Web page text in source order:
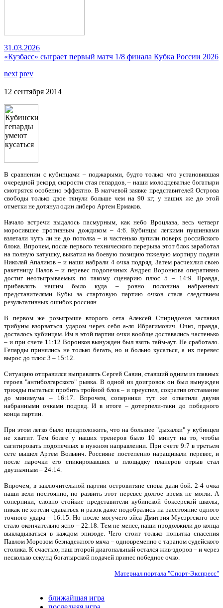
31.03.2026
«Кузбасс» сыграет первый матч 1/8 финала Кубка России 2026
next prev
12 сентября 2014
В сравнении с кубинцами – поджарыми, будто только что установившая
очередной рекорд скорости стая гепардов, – наши молодцеватые богатыри
смотрятся особенно эффектно. В матчевой заявке представителей Острова
свободы только двое тянули больше чем на 90 кг; у наших же до этой
отметки не дотянул один либеро Артем Ермаков.
Начало встречи выдалось пасмурным, как небо Вроцлава, весь четверг
моросившее противным дождиком – 4:6. Кубинцы легкими пушинками
взлетали чуть ли не до потолка – и частенько лупили поверх российского
блока. Впрочем, после первого технического перерыва этот блок заработал
на полную катушку, выкатил на боевую позицию тяжелую мортиру подачи
Николай Апаликов – и наши набрали 4 очка подряд. Затем расчехлил свою
ракетницу Палов – и перевес подопечных Андрея Воронкова оперативно
достиг неотыгрываемых по такому сценарию плюс 5 – 14:9. Правда,
прибавлять нашим было куда – ровно половина набранных
представителями Кубы за стартовую партию очков стала следствием
результативных ошибок россиян.
В первом же розыгрыше второго сета Алексей Спиридонов заставил
трибуны взорваться ударом через себя а-ля Ибрагимович. Очко, правда,
досталось кубинцам. Им в этой партии очки вообще доставались частенько
– и при счете 11:12 Воронков вынужден был взять тайм-аут. Не сработало.
Гепарды принялись не только бегать, но и больно кусаться, а их перевес
вырос до плюс 3 – 15:12.
Ситуацию отправился выправлять Сергей Савин, ставший одним из главных
героев "антиболгарского" рывка. В одной из доигровок он был вынужден
трижды пытаться пробить тройной блок – и преуспел, сократив отставание
до минимума – 16:17. Впрочем, соперники тут же ответили двумя
набранными очками подряд. И в итоге – дотерпели-таки до победного
конца партии.
При этом легко было предположить, что на большее "дыхалки" у кубинцев
не хватит. Тем более у наших тренеров было 10 минут на то, чтобы
сагитировать подопечных в нужном направлении. При счете 9:7 в третьем
сете вышел Артем Вольвич. Россияне постепенно наращивали перевес, и
после парочки его спикировавших в площадку планеров отрыв стал
двузначным – 24:14.
Впрочем, в заключительной партии островитяне снова дали бой. 2-4 очка
наши вели постоянно, но развить этот перевес долгое время не могли. А
соперники, словно стойкие представители кубинской боксерской школы,
никак не хотели сдаваться и разок даже подобрались на расстояние одного
точного удара – 16:15. Но после могучего эйса Дмитрия Мусэргского все
стало окончательно ясно – 22:18. Тем не менее, наши продолжили до конца
выкладываться в каждом эпизоде. Чего стоит только попытка спасения
Павлом Морозом безнадежного мяча – одновременно с тараном судейского
столика. К счастью, наш второй диагональный остался жив-здоров – и через
несколько секунд богатырской подачей принес победное очко.
Материал портала "Спорт-Экспресс"
ближайшая игра